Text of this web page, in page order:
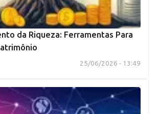
da Riqueza: Ferramentas Para
25/06/2026 - 13:49